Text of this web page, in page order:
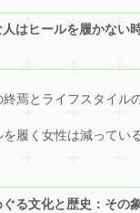
人はヒールを履かない
終焉とライフスタイル
履く女性は減ってい
ぐる文化と歴史：その